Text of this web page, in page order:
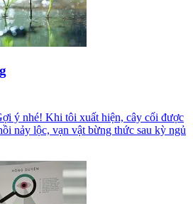
ý nhé! Khi tôi xuất hiện, cây cối được
nảy lộc, vạn vật bừng thức sau kỳ ngủ